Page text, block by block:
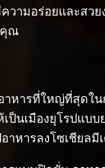
วามอร่อยและสว
คุณ
าหารที่ใหญ่ที่สุดใ
ป็นเมืองยุโรปแบ
หารลงโซเชียลมี